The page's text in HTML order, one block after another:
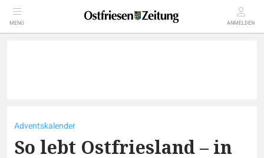
MENÜ ANMELDEN
Adventskalender
So lebt Ostfriesland – in